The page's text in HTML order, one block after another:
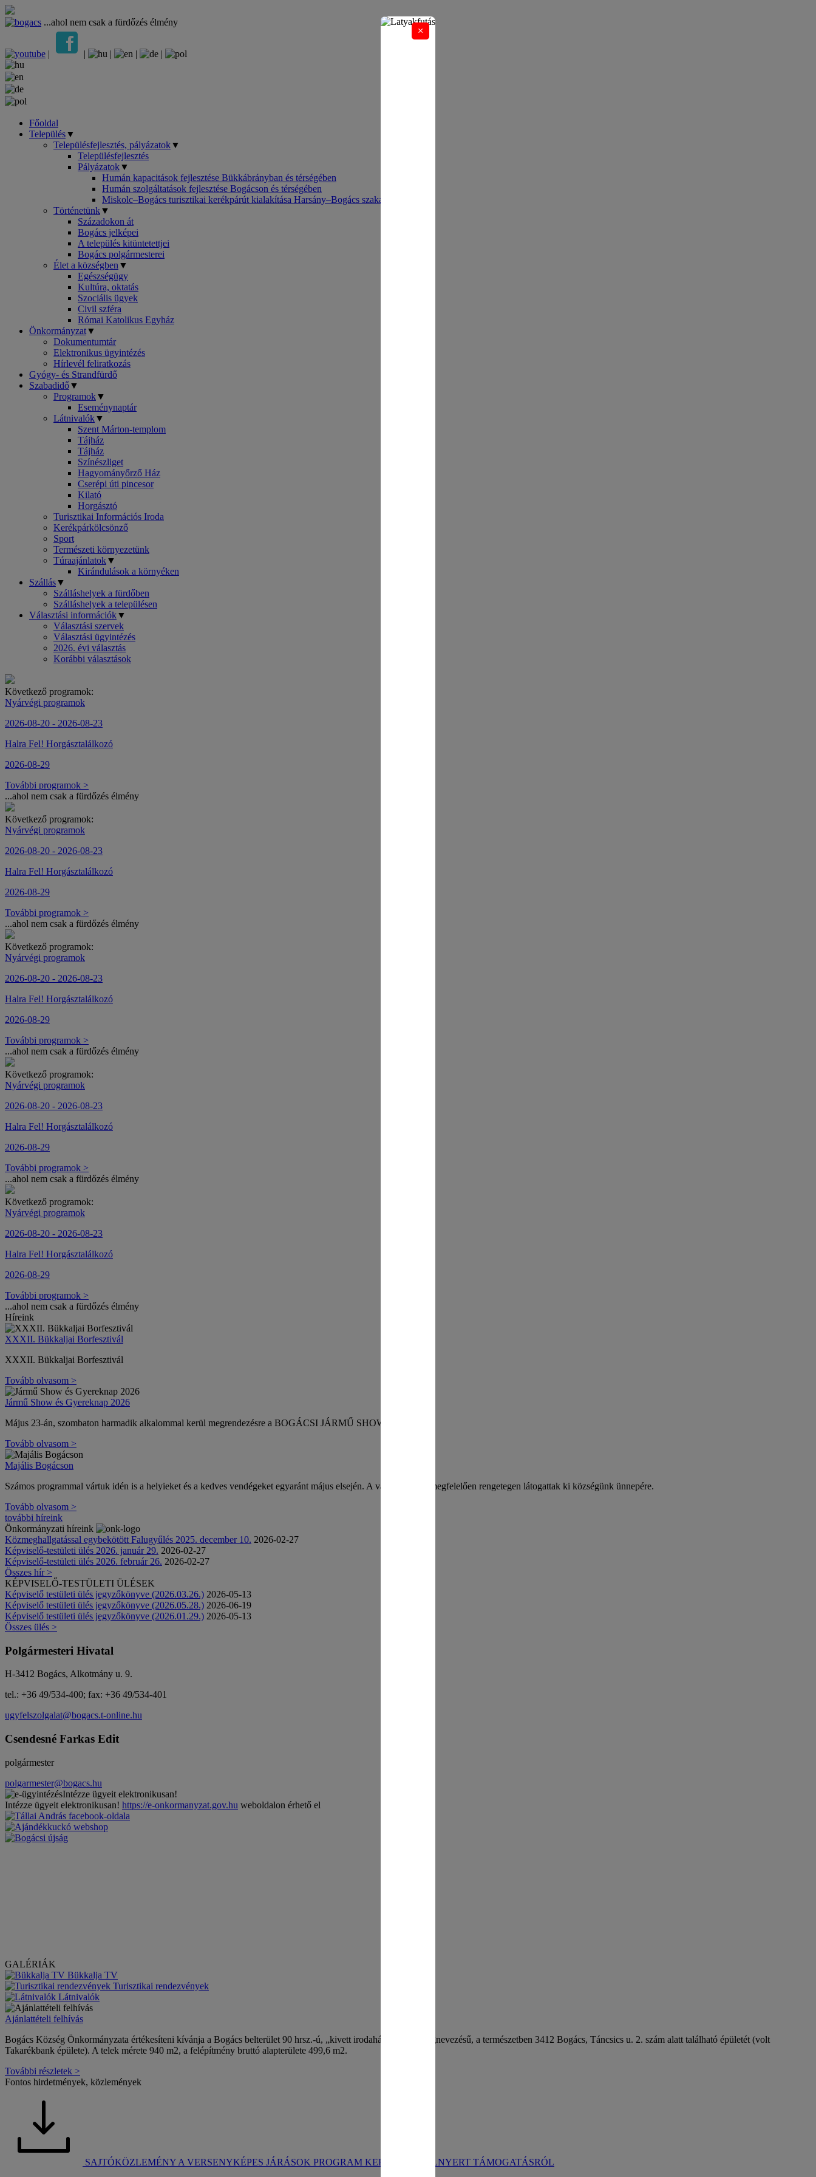
...ahol nem csak a fürdőzés élmény
| | | | |
Főoldal
Település▼
Településfejlesztés, pályázatok▼
Településfejlesztés
Pályázatok▼
Humán kapacitások fejlesztése Bükkábrányban és térségében
Humán szolgáltatások fejlesztése Bogácson és térségében
Miskolc–Bogács turisztikai kerékpárút kialakítása Harsány–Bogács szakaszon
Történetünk▼
Századokon át
Bogács jelképei
A település kitüntetettjei
Bogács polgármesterei
Élet a községben ▼
Egészségügy
Kultúra, oktatás
Szociális ügyek
Civil szféra
Római Katolikus Egyház
Önkormányzat▼
Dokumentumtár
Elektronikus ügyintézés
Hírlevél feliratkozás
Gyógy- és Strandfürdő
Szabadidő▼
Programok▼
Eseménynaptár
Látnivalók▼
Szent Márton-templom
Tájház
Tájház
Színészliget
Hagyományőrző Ház
Cserépi úti pincesor
Kilató
Horgásztó
Turisztikai Információs Iroda
Kerékpárkölcsönző
Sport
Természeti környezetünk
Túraajánlatok▼
Kirándulások a környéken
Szállás▼
Szálláshelyek a fürdőben
Szálláshelyek a településen
Választási információk▼
Választási szervek
Választási ügyintézés
2026. évi választás
Korábbi választások
×
Következő programok:
Nyárvégi programok
2026-08-20 - 2026-08-23
Halra Fel! Horgásztalálkozó
2026-08-29
További programok >
...ahol nem csak a fürdőzés élmény
Következő programok:
Nyárvégi programok
2026-08-20 - 2026-08-23
Halra Fel! Horgásztalálkozó
2026-08-29
További programok >
...ahol nem csak a fürdőzés élmény
Következő programok:
Nyárvégi programok
2026-08-20 - 2026-08-23
Halra Fel! Horgásztalálkozó
2026-08-29
További programok >
...ahol nem csak a fürdőzés élmény
Következő programok:
Nyárvégi programok
2026-08-20 - 2026-08-23
Halra Fel! Horgásztalálkozó
2026-08-29
További programok >
...ahol nem csak a fürdőzés élmény
Következő programok:
Nyárvégi programok
2026-08-20 - 2026-08-23
Halra Fel! Horgásztalálkozó
2026-08-29
További programok >
...ahol nem csak a fürdőzés élmény
Híreink
XXXII. Bükkaljai Borfesztivál
XXXII. Bükkaljai Borfesztivál
Tovább olvasom >
Jármű Show és Gyereknap 2026
Május 23-án, szombaton harmadik alkalommal kerül megrendezésre a BOGÁCSI JÁRMŰ SHOW!
Tovább olvasom >
Majális Bogácson
Számos programmal vártuk idén is a helyieket és a kedves vendégeket egyaránt május elsején. A várakozásnak megfelelően rengetegen látogattak ki községünk ünnepére.
Tovább olvasom >
további híreink
Önkormányzati híreink
Közmeghallgatással egybekötött Falugyűlés 2025. december 10. 2026-02-27
Képviselő-testületi ülés 2026. január 29. 2026-02-27
Képviselő-testületi ülés 2026. február 26. 2026-02-27
Összes hír >
KÉPVISELŐ-TESTÜLETI ÜLÉSEK
Képviselő testületi ülés jegyzőkönyve (2026.03.26.) 2026-05-13
Képviselő testületi ülés jegyzőkönyve (2026.05.28.) 2026-06-19
Képviselő testületi ülés jegyzőkönyve (2026.01.29.) 2026-05-13
Összes ülés >
Polgármesteri Hivatal
H-3412 Bogács, Alkotmány u. 9.
tel.: +36 49/534-400; fax: +36 49/534-401
ugyfelszolgalat@bogacs.t-online.hu
Csendesné Farkas Edit
polgármester
polgarmester@bogacs.hu
Intézze ügyeit elektronikusan!
Intézze ügyeit elektronikusan! https://e-onkormanyzat.gov.hu weboldalon érhető el
GALÉRIÁK
Bükkalja TV
Turisztikai rendezvények
Látnivalók
Ajánlattételi felhívás
Bogács Község Önkormányzata értékesíteni kívánja a Bogács belterület 90 hrsz.-ú, „kivett irodaház, udvar” megnevezésű, a természetben 3412 Bogács, Táncsics u. 2. szám alatt található épületét (volt
Takarékbank épülete). A telek mérete 940 m2, a felépítmény bruttó alapterülete 499,6 m2.
További részletek >
Fontos hirdetmények, közlemények
SAJTÓKÖZLEMÉNY A VERSENYKÉPES JÁRÁSOK PROGRAM KERETÉBEN ELNYERT TÁMOGATÁSRÓL